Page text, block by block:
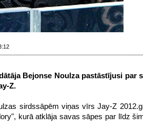
Bejonse Noulza pastāstījusi par
Z.
sirdssāpēm viņas vīrs Jay-Z
kurā atklāja savas sāpes par līdz